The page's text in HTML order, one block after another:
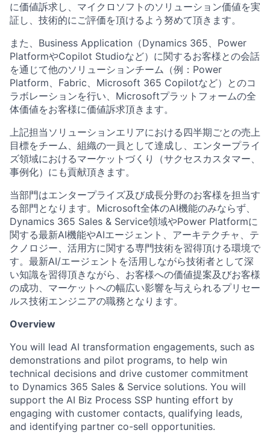
に価値訴求し、マイクロソフトのソリューション価値を実
証し、技術的にご評価を頂けるよう努めて頂きます。
また、Business Application（Dynamics 365、Power
PlatformやCopilot Studioなど）に関するお客様との会話
を通じて他のソリューションチーム（例：Power
Platform、Fabric、Microsoft 365 Copilotなど）とのコ
ラボレーションを行い、Microsoftプラットフォームの全
体価値をお客様に価値訴求頂きます。
上記担当ソリューションエリアにおける四半期ごとの売上
目標をチーム、組織の一員として達成し、エンタープライ
ズ領域におけるマーケットづくり（サクセスカスタマー、
事例化）にも貢献頂きます。
当部門はエンタープライズ及び成長分野のお客様を担当す
る部門となります。Microsoft全体のAI機能のみならず、
Dynamics 365 Sales & Service領域やPower Platformに
関する最新AI機能やAIエージェント、アーキテクチャ、テ
クノロジー、活用方に関する専門技術を習得頂ける環境で
す。最新AI/エージェントを活用しながら技術者として深
い知識を習得頂きながら、お客様への価値提案及びお客様
の成功、マーケットへの幅広い影響を与えられるプリセー
ルス技術エンジニアの職務となります。
Overview
You will lead AI transformation engagements, such as
demonstrations and pilot programs, to help win
technical decisions and drive customer commitment
to Dynamics 365 Sales & Service solutions. You will
support the AI Biz Process SSP hunting effort by
engaging with customer contacts, qualifying leads,
and identifying partner co-sell opportunities.